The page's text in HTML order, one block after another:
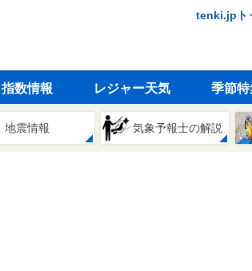
tenki.jpト
指数情報 レジャー天気 季節特
地震情報 気象予報士の解説